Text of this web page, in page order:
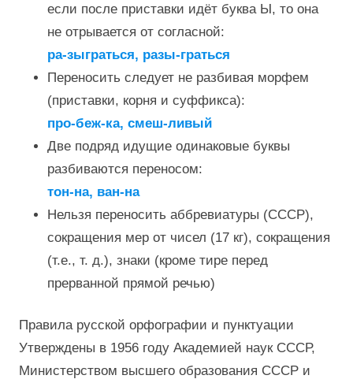
если после приставки идёт буква Ы, то она
не отрывается от согласной:
ра-зыграться, разы-граться
Переносить следует не разбивая морфем
(приставки, корня и суффикса):
про-беж-ка, смеш-ливый
Две подряд идущие одинаковые буквы
разбиваются переносом:
тон-на, ван-на
Нельзя переносить аббревиатуры (СССР),
сокращения мер от чисел (17 кг), сокращения
(т.е., т. д.), знаки (кроме тире перед
прерванной прямой речью)
Правила русской орфографии и пунктуации
Утверждены в 1956 году Академией наук СССР,
Министерством высшего образования СССР и